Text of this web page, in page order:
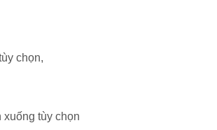
chọn,
tùy chọn